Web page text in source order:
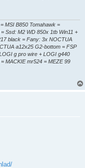
MSI B850 Tomahawk =
Ssd: M2 WD 850x 1tb Win11 +
black = Fany: 3x NOCTUA
a12x25 G2-bottom = FSP
g pro wire + LOGI g440
MACKIE mr524 = MEZE 99